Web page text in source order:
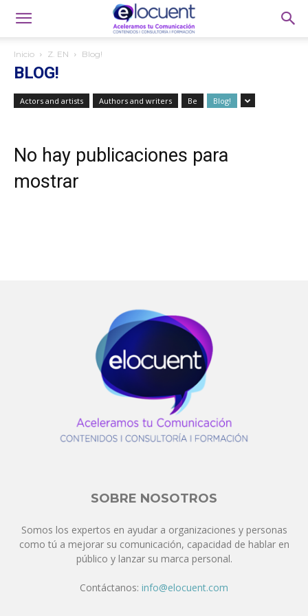
Inicio Z. EN Blog!
BLOG!
Actors and artists Authors and writers Be Blog!
No hay publicaciones para
mostrar
SOBRE NOSOTROS
Somos los expertos en ayudar a organizaciones y personas
como tú a mejorar su comunicación, capacidad de hablar en
público y lanzar su marca personal.
Contáctanos: info@elocuent.com